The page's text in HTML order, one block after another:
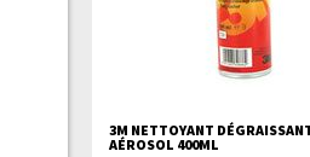
3M NETTOYANT
AÉROSOL 400ML